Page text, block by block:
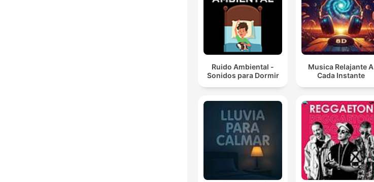
Ruido Ambiental -
Sonidos para Dormir
Musica Relajante A
Cada Instante